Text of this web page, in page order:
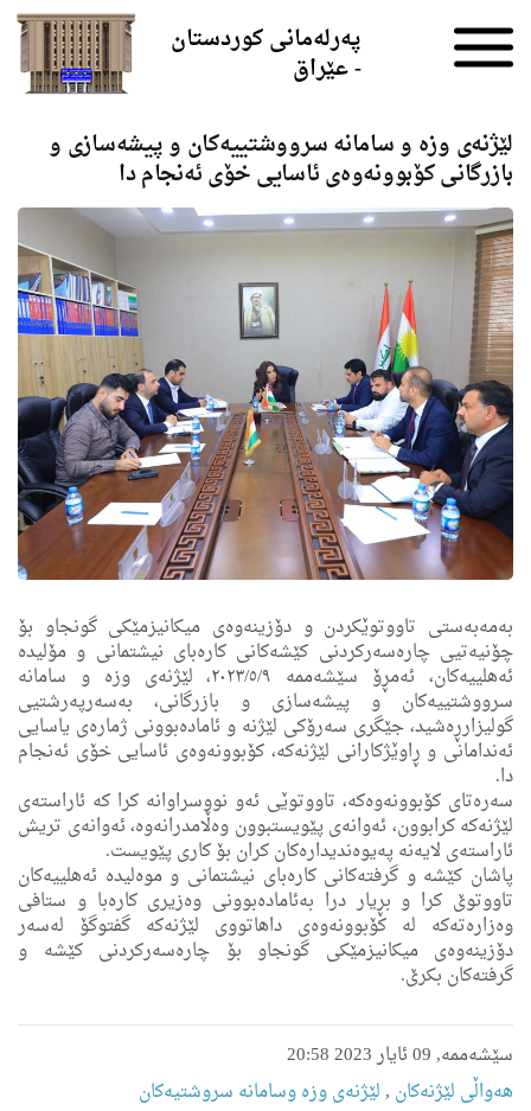
پەرلەمانی کوردستان
- عێراق
لێژنەی وزه‌ و سامانە سرووشتییەكان و پیشەسازی و
بازرگانی كۆبوونەوەی ئاسایی خۆی ئەنجام دا
بەمەبەستی تاووتوێكردن و دۆزینه‌وه‌ى میكانیزمێكی گونجاو بۆ
چۆنیەتیی چارەسەركردنی كێشه‌كانی كارەبای نیشتمانی و مۆلیدە
ئه‌هلییه‌كان، ئەمڕۆ سێشەممە ٢٠٢٣/٥/٩، لێژنه‌ى وزە و سامانە
سرووشتییەكان و پیشەسازی و بازرگانی، بەسەرپەرشتیی
گولیزارڕەشید، جێگری سەرۆكی لێژنە و ئامادەبوونی ژماره‌ی یاسایی
ئەندامانى و ڕاوێژكارانى لێژنەكە، كۆبوونەوەی ئاسایی خۆی ئەنجام
دا.
سه‌ره‌تای كۆبوونەوەكه‌، تاووتوێی ئەو نووسراوانە كرا كە ئاراستەی
لێژنەكە كرابوون، ئەوانه‌ی پێویستبوون وەڵامدرانەوە، ئەوانەی تریش
ئاراستەی لایەنە پەیوەندیدارەكان كران بۆ كارى پێویست.
پاشان كێشە و گرفته‌كانی كارەبای نیشتمانی و موه‌لیدە ئەهلییەكان
تاووتوێ كرا و بڕیار درا بەئامادەبوونی وەزیری كارەبا و ستافی
وەزارەتەكە لە كۆبوونەوەی داهاتووی لێژنەكه‌ گفتوگۆ له‌سه‌ر
دۆزینه‌وه‌ى میكانیزمێكی گونجاو بۆ چارەسەركردنی كێشە و
گرفتەكان بكرێ.
سێشەممە, 09 ئایار 2023 20:58
هه‌واڵى لێژنه‌كان ,لێژنه‌ى وزه‌ وسامانە سروشتیه‌كان